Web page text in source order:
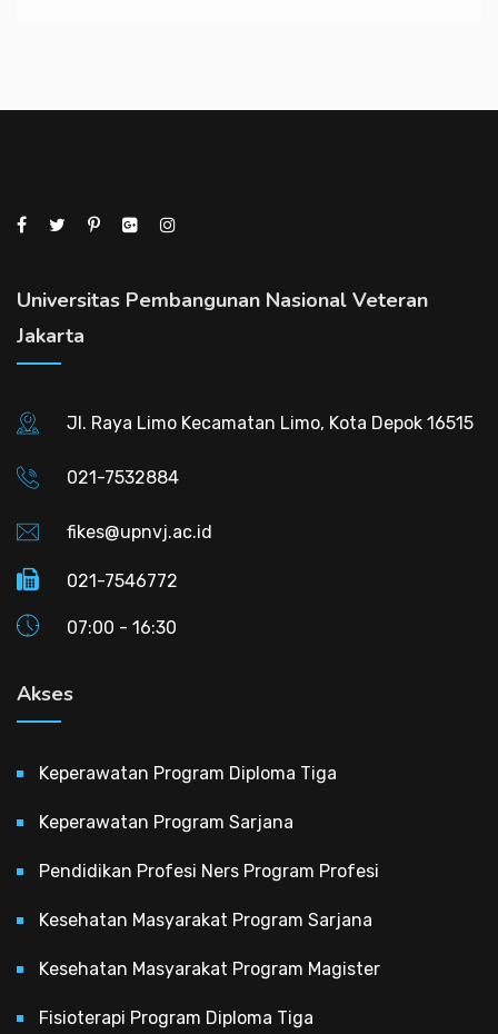
Universitas Pembangunan Nasional Veteran
Jakarta
Jl. Raya Limo Kecamatan Limo, Kota Depok 16515
021-7532884
fikes@upnvj.ac.id
021-7546772
07:00 - 16:30
Akses
Keperawatan Program Diploma Tiga
Keperawatan Program Sarjana
Pendidikan Profesi Ners Program Profesi
Kesehatan Masyarakat Program Sarjana
Kesehatan Masyarakat Program Magister
Fisioterapi Program Diploma Tiga